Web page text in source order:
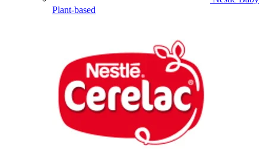
Plant-based